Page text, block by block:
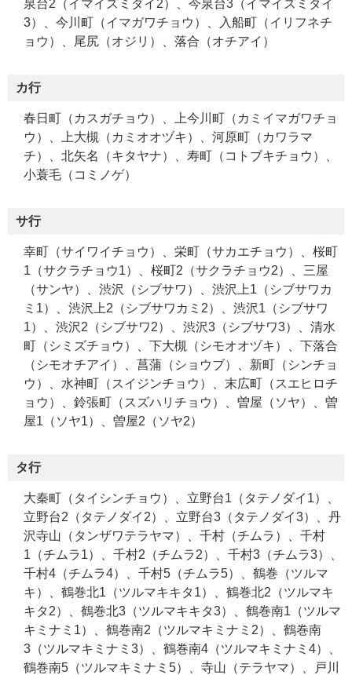
泉台2（イマイズミダイ2）、今泉台3（イマイズミダイ
3）、今川町（イマガワチョウ）、入船町（イリフネチ
ョウ）、尾尻（オジリ）、落合（オチアイ）
カ行
春日町（カスガチョウ）、上今川町（カミイマガワチョ
ウ）、上大槻（カミオオヅキ）、河原町（カワラマ
チ）、北矢名（キタヤナ）、寿町（コトブキチョウ）、
小蓑毛（コミノゲ）
サ行
幸町（サイワイチョウ）、栄町（サカエチョウ）、桜町
1（サクラチョウ1）、桜町2（サクラチョウ2）、三屋
（サンヤ）、渋沢（シブサワ）、渋沢上1（シブサワカ
ミ1）、渋沢上2（シブサワカミ2）、渋沢1（シブサワ
1）、渋沢2（シブサワ2）、渋沢3（シブサワ3）、清水
町（シミズチョウ）、下大槻（シモオオヅキ）、下落合
（シモオチアイ）、菖蒲（ショウブ）、新町（シンチョ
ウ）、水神町（スイジンチョウ）、末広町（スエヒロチ
ョウ）、鈴張町（スズハリチョウ）、曽屋（ソヤ）、曽
屋1（ソヤ1）、曽屋2（ソヤ2）
タ行
大秦町（タイシンチョウ）、立野台1（タテノダイ1）、
立野台2（タテノダイ2）、立野台3（タテノダイ3）、丹
沢寺山（タンザワテラヤマ）、千村（チムラ）、千村
1（チムラ1）、千村2（チムラ2）、千村3（チムラ3）、
千村4（チムラ4）、千村5（チムラ5）、鶴巻（ツルマ
キ）、鶴巻北1（ツルマキキタ1）、鶴巻北2（ツルマキ
キタ2）、鶴巻北3（ツルマキキタ3）、鶴巻南1（ツルマ
キミナミ1）、鶴巻南2（ツルマキミナミ2）、鶴巻南
3（ツルマキミナミ3）、鶴巻南4（ツルマキミナミ4）、
鶴巻南5（ツルマキミナミ5）、寺山（テラヤマ）、戸川